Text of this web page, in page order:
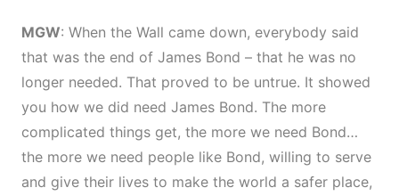
MGW: When the Wall came down, everybody said
that was the end of James Bond – that he was no
longer needed. That proved to be untrue. It showed
you how we did need James Bond. The more
complicated things get, the more we need Bond…
the more we need people like Bond, willing to serve
and give their lives to make the world a safer place,